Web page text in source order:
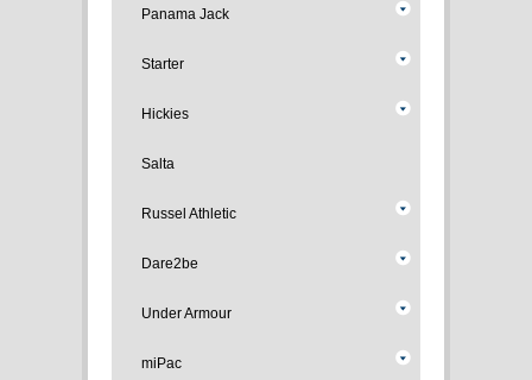
Panama Jack
Starter
Hickies
Salta
Russel Athletic
Dare2be
Under Armour
miPac